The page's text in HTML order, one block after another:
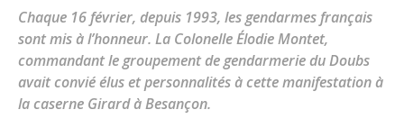
Chaque 16 février, depuis 1993, les gendarmes français
sont mis à l’honneur. La Colonelle Élodie Montet,
commandant le groupement de gendarmerie du Doubs
avait convié élus et personnalités à cette manifestation à
la caserne Girard à Besançon.